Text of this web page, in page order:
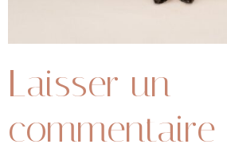
Laisser un
commentaire